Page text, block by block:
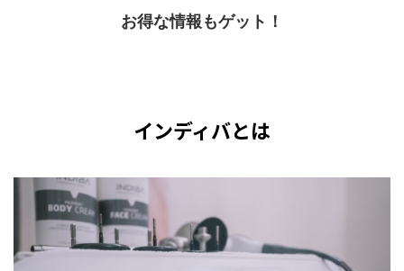
お得な情報もゲット！
インディバとは